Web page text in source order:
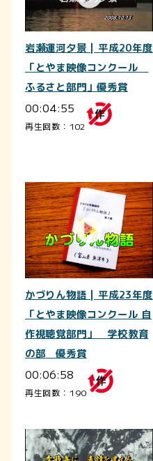
岩瀬運河夕景 | 平成20年度
「とやま映像コンクール
ふるさと部門」優秀賞
00:04:55
再生回数：102
かづりん物語 | 平成23年度
「とやま映像コンクール 自
作視聴覚部門」 学校教育
の部 優秀賞
00:06:58
再生回数：190